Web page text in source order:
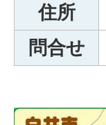
住所
問合せ